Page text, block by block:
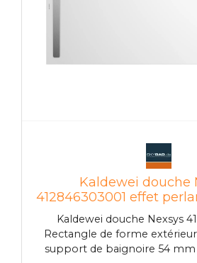
Kaldewei douche
412846303001 effet
170 x 3,2 cm, à
Kaldewei douche Nexsys
Rectangle de forme
support de baignoire 54